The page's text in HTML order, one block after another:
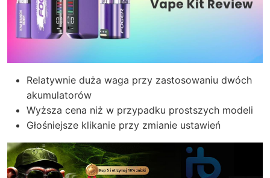
Relatywnie duża waga przy zastosowaniu dwóch
akumulatorów
Wyższa cena niż w przypadku prostszych modeli
Głośniejsze klikanie przy zmianie ustawień